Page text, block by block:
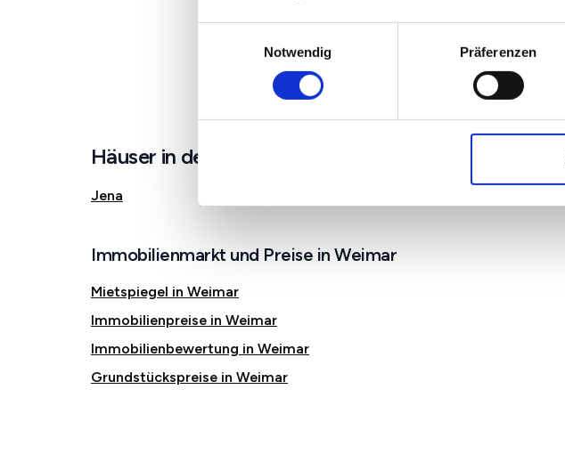
Notwendig
Präferenzen
Häuser in der Nähe von Weimar
Jena
Immobilienmarkt und Preise in Weimar
Mietspiegel in Weimar
Immobilienpreise in Weimar
Immobilienbewertung in Weimar
Grundstückspreise in Weimar